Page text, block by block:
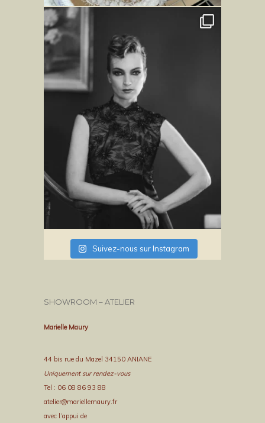
Suivez-nous sur Instagram
SHOWROOM – ATELIER
Marielle Maury
44 bis rue du Mazel 34150 ANIANE
Uniquement sur rendez-vous
Tel : 06 08 86 93 88
atelier@mariellemaury.fr
avec l’appui de